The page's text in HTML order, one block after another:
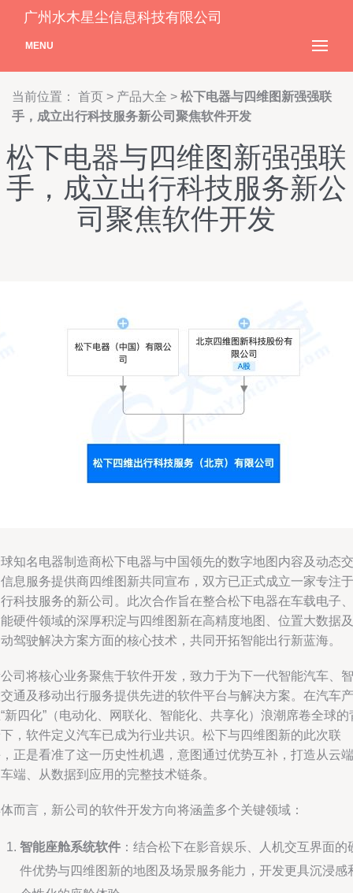
广州水木星尘信息科技有限公司
MENU
当前位置： 首页 > 产品大全 > 松下电器与四维图新强强联
手，成立出行科技服务新公司聚焦软件开发
松下电器与四维图新强强联
手，成立出行科技服务新公
司聚焦软件开发
知名电器制造商松下电器与中国领先的数字地图内容及动态交
息服务提供商四维图新共同宣布，双方已正式成立一家专注于
科技服务的新公司。此次合作旨在整合松下电器在车载电子、
硬件领域的深厚积淀与四维图新在高精度地图、位置大数据及
驾驶解决方案方面的核心技术，共同开拓智能出行新蓝海。
司将核心业务聚焦于软件开发，致力于为下一代智能汽车、智
通及移动出行服务提供先进的软件平台与解决方案。在汽车产
新四化”（电动化、网联化、智能化、共享化）浪潮席卷全球的
，软件定义汽车已成为行业共识。松下与四维图新的此次联
正是看准了这一历史性机遇，意图通过优势互补，打造从云端
端、从数据到应用的完整技术链条。
而言，新公司的软件开发方向将涵盖多个关键领域：
智能座舱系统软件 ：结合松下在影音娱乐、人机交互界面的
件优势与四维图新的地图及场景服务能力，开发更具沉浸感